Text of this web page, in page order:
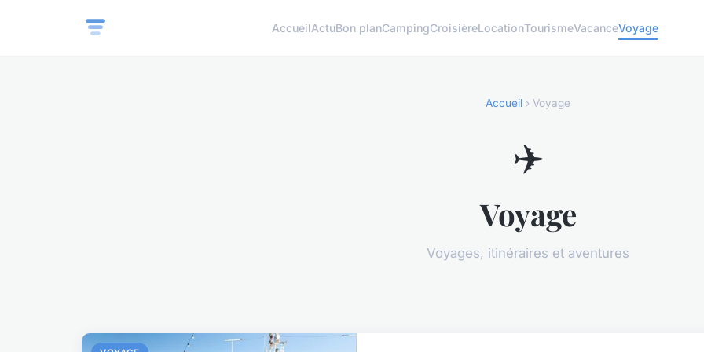
AccueilActuBon planCampingCroisièreLocationTourismeVacanceVoyage
Accueil › Voyage
✈️
Voyage
Voyages, itinéraires et aventures